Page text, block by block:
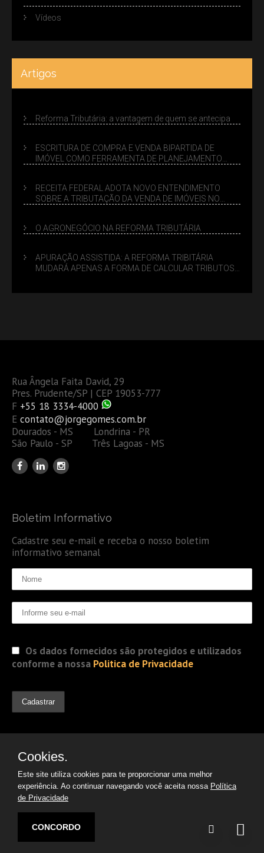
Vídeos
Artigos
Reforma Tributária: a vantagem de quem se antecipa
ESCRITURA DE COMPRA E VENDA BIPARTIDA DE
IMÓVEL COMO FERRAMENTA DE PLANEJAMENTO
RECEITA FEDERAL ADOTA NOVO ENTENDIMENTO
SOBRE A TRIBUTAÇÃO DA VENDA DE IMÓVEIS NO
O AGRONEGÓCIO NA REFORMA TRIBUTÁRIA
APURAÇÃO ASSISTIDA: A REFORMA TRIBITÁRIA
MUDARÁ APENAS A FORMA DE CALCULAR TRIBUTOS
Rua Ângela Faita David, 29
Pres. Prudente/SP | CEP 19053-777
F +55 18 3334-4000
E contato@jorgegomes.com.br
Dourados - MS Londrina - PR
São Paulo - SP Três Lagoas - MS
Boletim Informativo
Cadastre seu e-mail e receba o nosso boletim
informativo semanal
Os dados fornecidos são protegidos e utilizados
conforme a nossa Politica de Privacidade
© 2019 Jorge Gomes
Advogados. Direitos Reservados
Argon | Otimização de Sites
Cookies.
Este site utiliza cookies para te proporcionar uma melhor
experiência. Ao continuar navegando você aceita nossa Política
de Privacidade
CONCORDO